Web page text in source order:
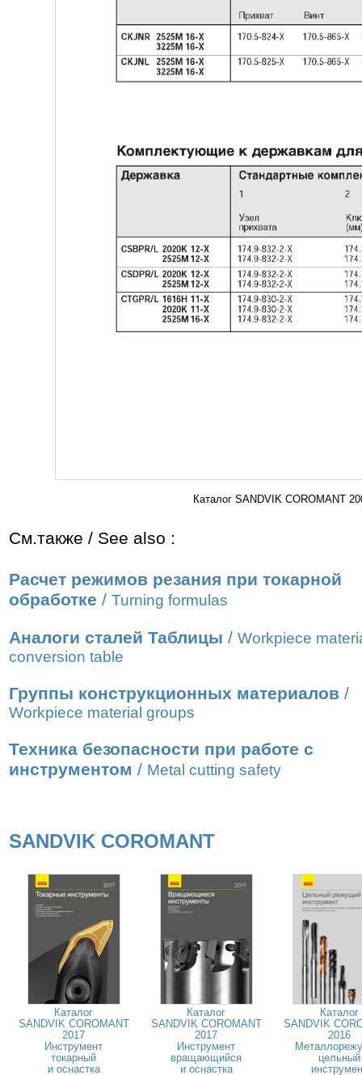
Каталог SANDVIK COROMANT
См.также / See also :
Расчет режимов резания при токарной
обработке / Turning formulas
Аналоги сталей Таблицы / Workpiece
conversion table
Группы конструкционных материалов /
Workpiece material groups
Техника безопасности при работе с
инструментом / Metal cutting safety
SANDVIK COROMANT
Каталог
SANDVIK COROMANT
2017
Инструмент
токарный
и оснастка
Каталог
SANDVIK COROMANT
2017
Инструмент
вращающийся
и оснастка
Каталог
SANDVIK
2016
цельный